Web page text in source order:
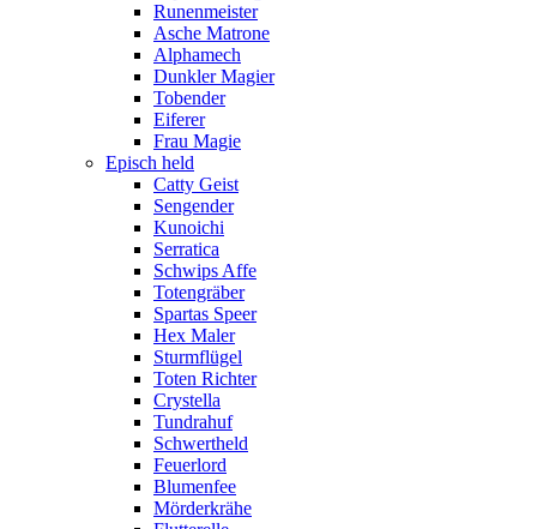
Runenmeister
Asche Matrone
Alphamech
Dunkler Magier
Tobender
Eiferer
Frau Magie
Episch held
Catty Geist
Sengender
Kunoichi
Serratica
Schwips Affe
Totengräber
Spartas Speer
Hex Maler
Sturmflügel
Toten Richter
Crystella
Tundrahuf
Schwertheld
Feuerlord
Blumenfee
Mörderkrähe